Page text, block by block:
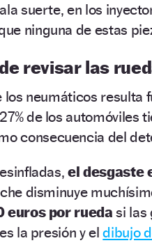
suerte, en los
ninguna de estas
revisar las
los neumáticos resulta
de los automóviles
consecuencia del
el desgaste
disminuye
euros por rueda si las
la presión y eldibujo